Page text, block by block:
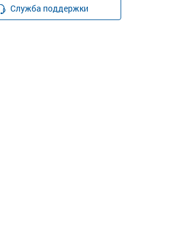
Служба поддержки